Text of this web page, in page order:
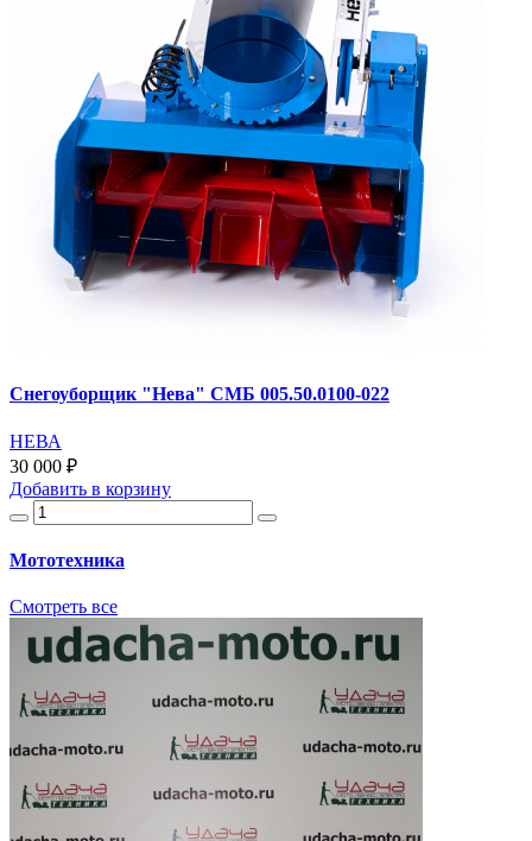
Снегоуборщик "Нева" СМБ 005.50.0100-022
НЕВА
30 000 ₽
Добавить в корзину
Мототехника
Смотреть все